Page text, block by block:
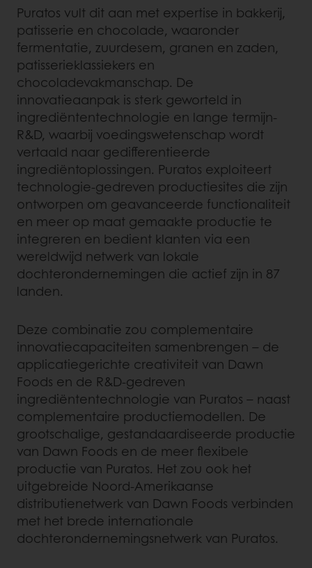
Puratos vult dit aan met expertise in bakkerij,
patisserie en chocolade, waaronder
fermentatie, zuurdesem, granen en zaden,
patisserieklassiekers en
chocoladevakmanschap. De
innovatieaanpak is sterk geworteld in
ingrediëntentechnologie en lange termijn-
R&D, waarbij voedingswetenschap wordt
vertaald naar gedifferentieerde
ingrediëntoplossingen. Puratos exploiteert
technologie-gedreven productiesites die zijn
ontworpen om geavanceerde functionaliteit
en meer op maat gemaakte productie te
integreren en bedient klanten via een
wereldwijd netwerk van lokale
dochterondernemingen die actief zijn in 87
landen.
Deze combinatie zou complementaire
innovatiecapaciteiten samenbrengen – de
applicatiegerichte creativiteit van Dawn
Foods en de R&D-gedreven
ingrediëntentechnologie van Puratos – naast
complementaire productiemodellen. De
grootschalige, gestandaardiseerde productie
van Dawn Foods en de meer flexibele
productie van Puratos. Het zou ook het
uitgebreide Noord-Amerikaanse
distributienetwerk van Dawn Foods verbinden
met het brede internationale
dochterondernemingsnetwerk van Puratos.